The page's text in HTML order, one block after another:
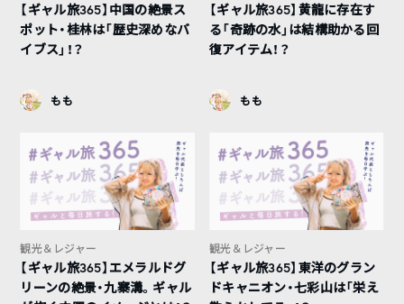
【ギャル旅365】中国の絶景ス
ポット・桂林は「歴史深めなバ
イブス」！？
もも
【ギャル旅365】黄龍に存在す
る「奇跡の水」は結構助かる回
復アイテム！？
もも
観光＆レジャー
【ギャル旅365】エメラルドグ
リーンの絶景・九寨溝。ギャル
観光＆レジャー
【ギャル旅365】東洋のグラン
ドキャニオン・七彩山は「栄え